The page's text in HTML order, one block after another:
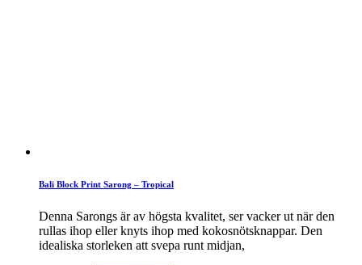
Bali Block Print Sarong – Tropical
Denna Sarongs är av högsta kvalitet, ser vacker ut när den
rullas ihop eller knyts ihop med kokosnötsknappar. Den
idealiska storleken att svepa runt midjan,